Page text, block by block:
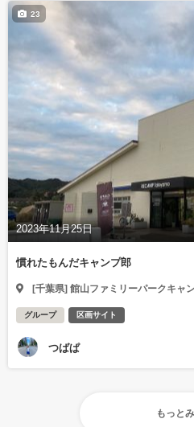
2023年11月25日
23
慣れたもんだキャンプ郎
[千葉県] 館山ファミリーパークキャ
グループ 区画サイト
つばぱ
もっと